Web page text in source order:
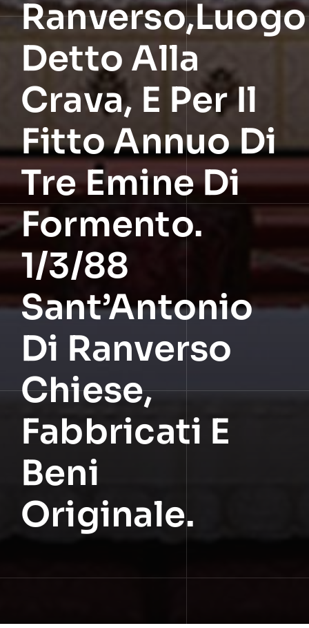
Ranverso,luogo
Detto Alla
Crava, E Per Il
Fitto Annuo Di
Tre Emine Di
Formento.
1/3/88
Sant’Antonio
Di Ranverso
Chiese,
Fabbricati E
Beni
Originale.